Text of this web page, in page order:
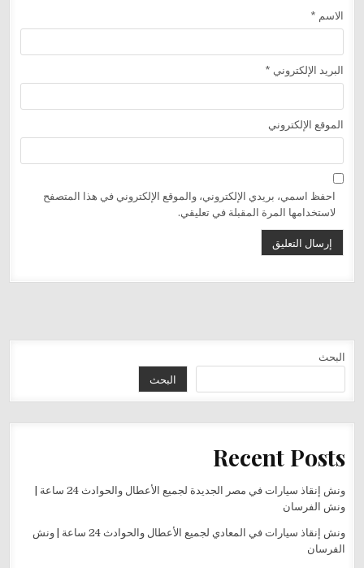
الاسم *
البريد الإلكتروني *
الموقع الإلكتروني
احفظ اسمي، بريدي الإلكتروني، والموقع الإلكتروني في هذا المتصفح
لاستخدامها المرة المقبلة في تعليقي.
البحث
البحث
Recent Posts
ونش إنقاذ سيارات في مصر الجديدة لجميع الأعطال والحوادث 24 ساعة |
ونش الفرسان
ونش إنقاذ سيارات في المعادي لجميع الأعطال والحوادث 24 ساعة | ونش
الفرسان